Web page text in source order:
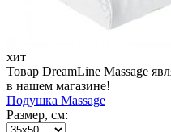
хит
Товар DreamLine Massage
в нашем магазине!
Подушка Massage
Размер, см: